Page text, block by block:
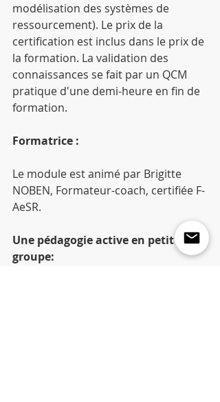
modélisation des systèmes de
ressourcement). Le prix de la
certification est inclus dans le prix de
la formation. La validation des
connaissances se fait par un QCM
pratique d'une demi-heure en fin de
formation.
Formatrice :
Le module est animé par Brigitte
NOBEN, Formateur-coach, certifiée F-
AeSR.
Une pédagogie active en petit
groupe: